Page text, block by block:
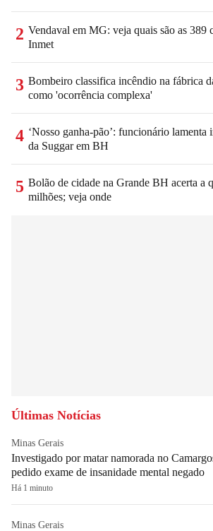
2 Vendaval em MG: veja quais são as 389
Inmet
3 Bombeiro classifica incêndio na fábrica
como 'ocorrência complexa'
4 ‘Nosso ganha-pão’: funcionário lamenta
da Suggar em BH
5 Bolão de cidade na Grande BH acerta a
milhões; veja onde
Últimas Notícias
Minas Gerais
Investigado por matar namorada no
pedido exame de insanidade mental negado
Há 1 minuto
Minas Gerais